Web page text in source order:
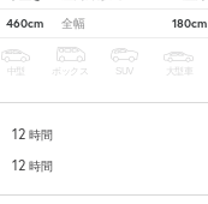
460cm 全幅 180cm
中型 ボックス SUV 大型車
12 時間
12 時間